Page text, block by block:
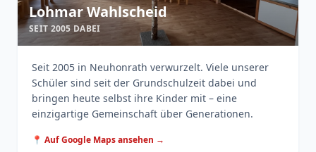
Lohmar Wahlscheid
SEIT 2005 DABEI
Seit 2005 in Neuhonrath verwurzelt. Viele unserer
Schüler sind seit der Grundschulzeit dabei und
bringen heute selbst ihre Kinder mit – eine
einzigartige Gemeinschaft über Generationen.
📍 Auf Google Maps ansehen →